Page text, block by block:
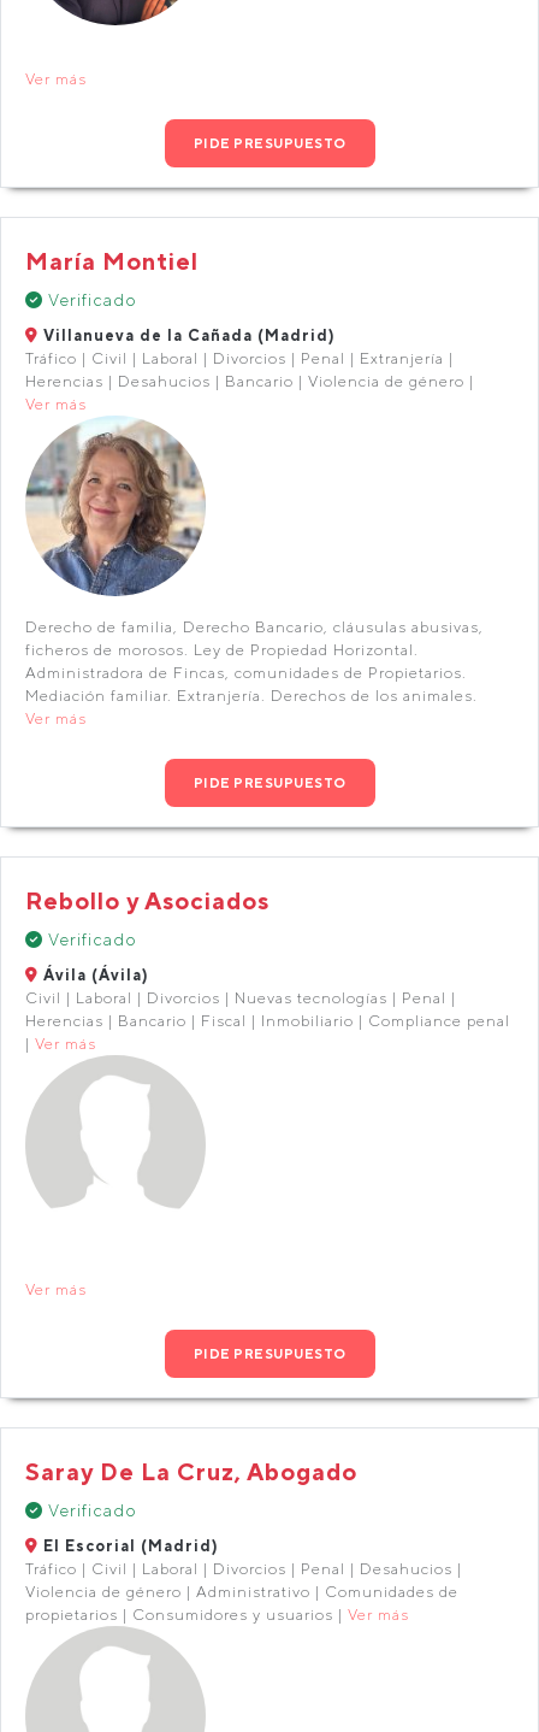
Ver más
PIDE PRESUPUESTO
María Montiel
Verificado
Villanueva de la Cañada (Madrid)
Tráfico | Civil | Laboral | Divorcios | Penal | Extranjería |
Herencias | Desahucios | Bancario | Violencia de género |
Ver más
Derecho de familia, Derecho Bancario, cláusulas abusivas,
ficheros de morosos. Ley de Propiedad Horizontal.
Administradora de Fincas, comunidades de Propietarios.
Mediación familiar. Extranjería. Derechos de los animales.
Ver más
PIDE PRESUPUESTO
Rebollo y Asociados
Verificado
Ávila (Ávila)
Civil | Laboral | Divorcios | Nuevas tecnologías | Penal |
Herencias | Bancario | Fiscal | Inmobiliario | Compliance penal
| Ver más
Ver más
PIDE PRESUPUESTO
Saray De La Cruz, Abogado
Verificado
El Escorial (Madrid)
Tráfico | Civil | Laboral | Divorcios | Penal | Desahucios |
Violencia de género | Administrativo | Comunidades de
propietarios | Consumidores y usuarios | Ver más